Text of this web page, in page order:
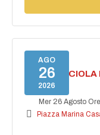
AGO
26
2026
CASAMICCIOLA
Mer 26 Agosto
Piazza Marina